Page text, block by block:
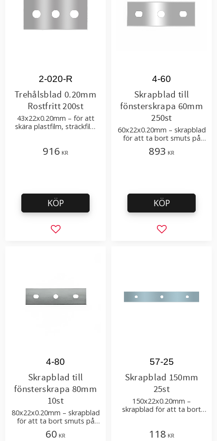
Trehålsblad 0.20mm
Rostfritt 200st
43x22x0.20mm – för att
skära plastfilm, sträckfilm
2-020-R
916 KR
Lägg till i favoriter
KÖP
Skrapblad till
fönsterskrapa 60mm
250st
60x22x0.20mm – skrapblad
för att ta bort smuts på
glas- eller spegelytor
4-60
893 KR
Lägg till i
KÖP
Skrapblad till
fönsterskrapa 80mm
10st
80x22x0.20mm – skrapblad
för att ta bort smuts på
glas- eller spegelytor
4-80
60 KR
Skrapblad 150mm
25st
150x22x0.20mm –
skrapblad för att ta bort
57-25
118 KR